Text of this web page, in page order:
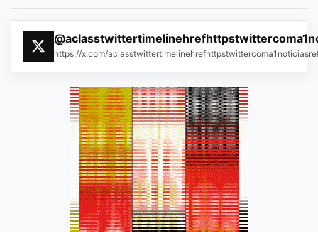
https://x.com/